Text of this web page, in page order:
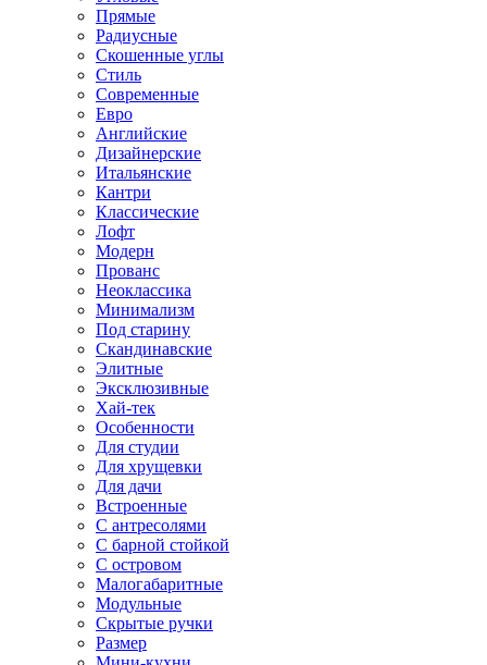
Прямые
Радиусные
Скошенные углы
Стиль
Современные
Евро
Английские
Дизайнерские
Итальянские
Кантри
Классические
Лофт
Модерн
Прованс
Неоклассика
Минимализм
Под старину
Скандинавские
Элитные
Эксклюзивные
Хай-тек
Особенности
Для студии
Для хрущевки
Для дачи
Встроенные
С антресолями
С барной стойкой
С островом
Малогабаритные
Модульные
Скрытые ручки
Размер